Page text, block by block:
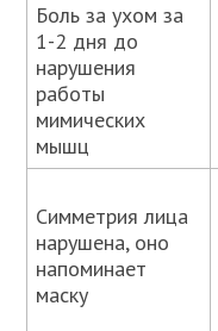
Боль за ухом за
1-2 дня до
нарушения
работы
мимических
мышц
Симметрия лица
нарушена, оно
напоминает
маску